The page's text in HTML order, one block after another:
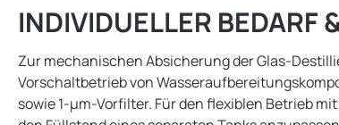
INDIVIDUELLER BEDARF
Zur mechanischen Absicherung der Glas-
Vorschaltbetrieb von
sowie 1-µm-Vorfilter. Für den flexiblen Betrieb